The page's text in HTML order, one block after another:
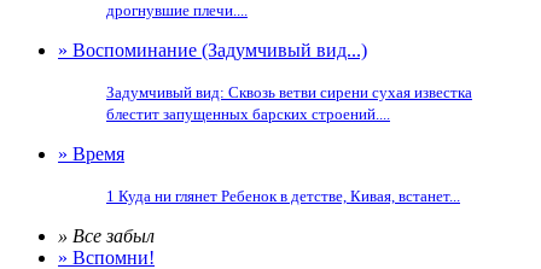
дрогнувшие плечи....
» Воспоминание (Задумчивый вид...)
Задумчивый вид: Сквозь ветви сирени сухая известка
блестит запущенных барских строений....
» Время
1 Куда ни глянет Ребенок в детстве, Кивая, встанет...
» Все забыл
» Вспомни!